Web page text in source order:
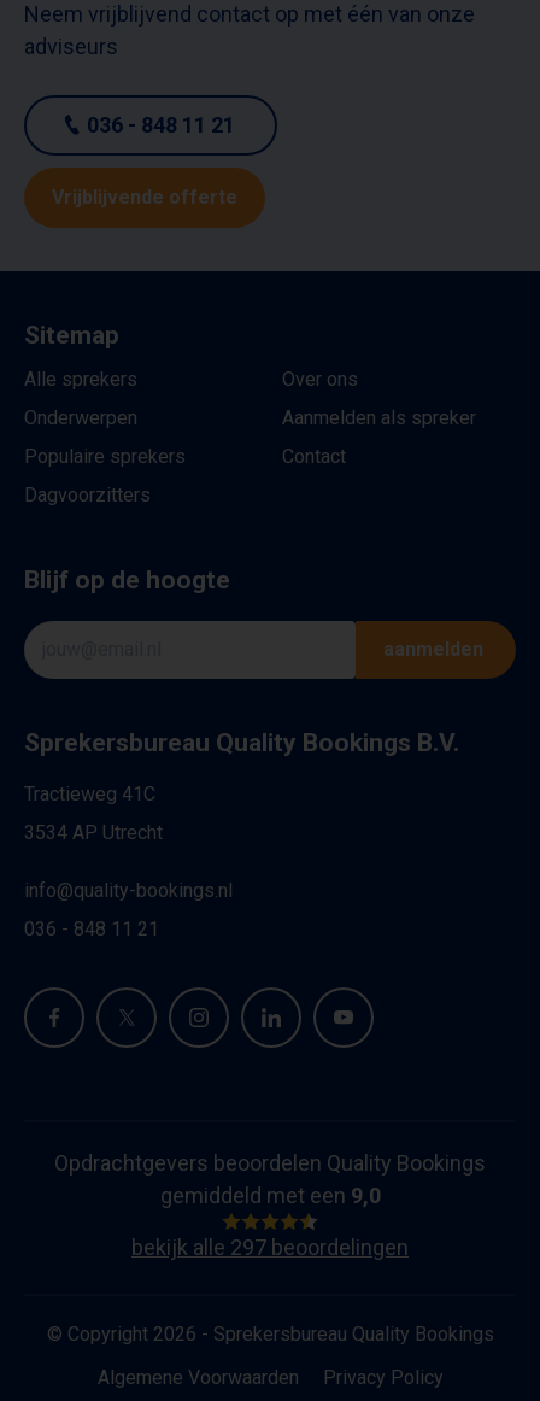
Neem vrijblijvend contact op met één van onze
adviseurs
036 - 848 11 21
Vrijblijvende offerte
Sitemap
Alle sprekers
Onderwerpen
Populaire sprekers
Dagvoorzitters
Over ons
Aanmelden als spreker
Contact
Blijf op de hoogte
aanmelden
Sprekersbureau Quality Bookings B.V.
Tractieweg 41C
3534 AP Utrecht
info@quality-bookings.nl
036 - 848 11 21
Opdrachtgevers beoordelen Quality Bookings
gemiddeld met een 9,0
bekijk alle 297 beoordelingen
© Copyright 2026 - Sprekersbureau Quality Bookings
Algemene Voorwaarden
Privacy Policy